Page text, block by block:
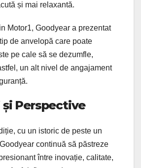
și mai relaxantă.
Motor1, Goodyear a prezentat
de anvelopă care poate
pe cale să se dezumfle,
un alt nivel de angajament
și Perspective
cu un istoric de peste un
continuă să păstreze
între inovație, calitate,